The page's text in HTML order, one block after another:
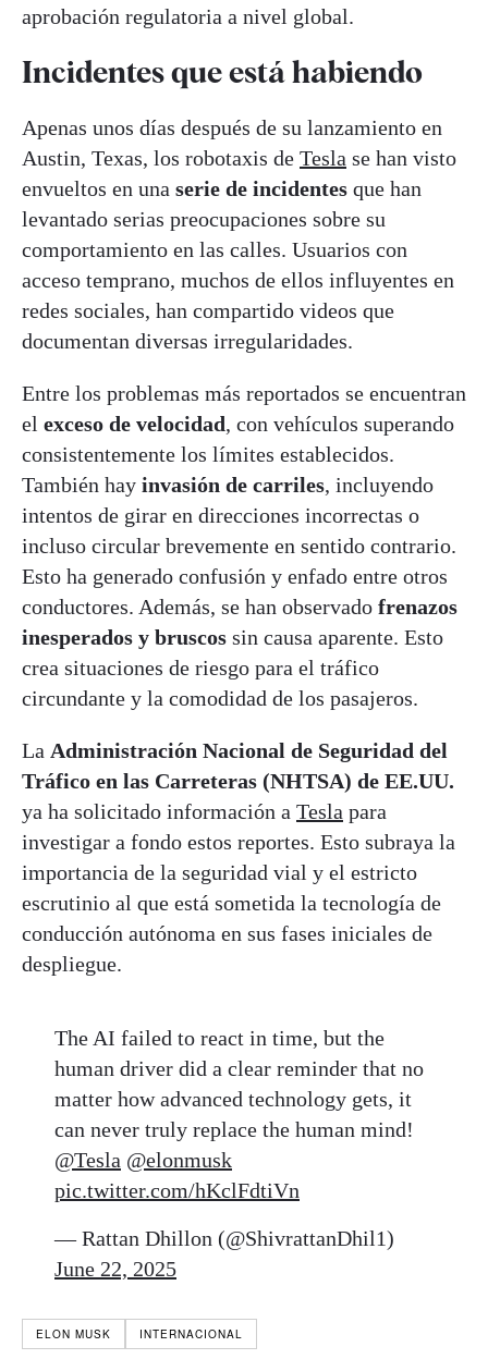
aprobación regulatoria a nivel global.
Incidentes que está habiendo
Apenas unos días después de su lanzamiento en
Austin, Texas, los robotaxis de Tesla se han visto
envueltos en una serie de incidentes que han
levantado serias preocupaciones sobre su
comportamiento en las calles. Usuarios con
acceso temprano, muchos de ellos influyentes en
redes sociales, han compartido videos que
documentan diversas irregularidades.
Entre los problemas más reportados se encuentran
el exceso de velocidad, con vehículos superando
consistentemente los límites establecidos.
También hay invasión de carriles, incluyendo
intentos de girar en direcciones incorrectas o
incluso circular brevemente en sentido contrario.
Esto ha generado confusión y enfado entre otros
conductores. Además, se han observado frenazos
inesperados y bruscos sin causa aparente. Esto
crea situaciones de riesgo para el tráfico
circundante y la comodidad de los pasajeros.
La Administración Nacional de Seguridad del
Tráfico en las Carreteras (NHTSA) de EE.UU.
ya ha solicitado información a Tesla para
investigar a fondo estos reportes. Esto subraya la
importancia de la seguridad vial y el estricto
escrutinio al que está sometida la tecnología de
conducción autónoma en sus fases iniciales de
despliegue.
The AI failed to react in time, but the
human driver did a clear reminder that no
matter how advanced technology gets, it
can never truly replace the human mind!
@Tesla @elonmusk
pic.twitter.com/hKclFdtiVn
— Rattan Dhillon (@ShivrattanDhil1)
June 22, 2025
ELON MUSK INTERNACIONAL